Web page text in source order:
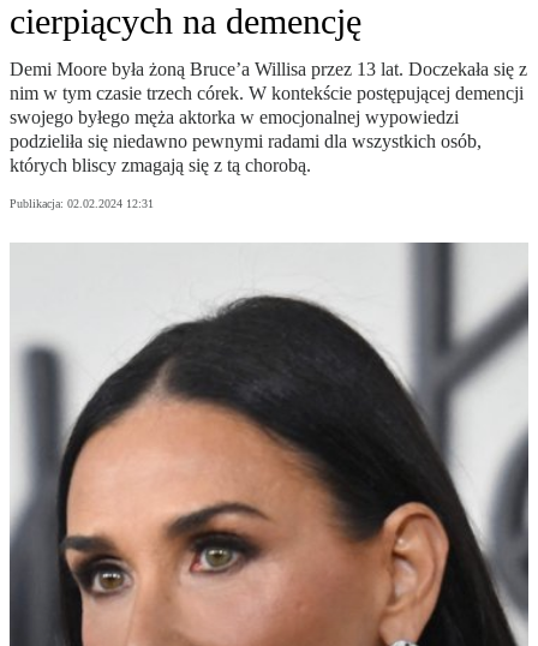
cierpiących na demencję
Demi Moore była żoną Bruce’a Willisa przez 13 lat. Doczekała się z
nim w tym czasie trzech córek. W kontekście postępującej demencji
swojego byłego męża aktorka w emocjonalnej wypowiedzi
podzieliła się niedawno pewnymi radami dla wszystkich osób,
których bliscy zmagają się z tą chorobą.
Publikacja: 02.02.2024 12:31